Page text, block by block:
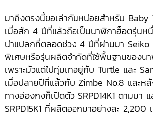
มาถึงตรงนี้ขอเล่ากันหน่อยสำหรับ Baby
เมื่อสัก 4 ปีที่แล้วถือเป็นนาฬิกาฮ็อตรุ่นห
น่าแปลกที่ตลอดช่วง 4 ปีที่ผ่านมา Seiko
พิเศษหรือรุ่นผลิตจำกัดที่ใช้พื้นฐานของนา
เพราะมัวแต่ไปทุ่มเทอยู่กับ Turtle และ
เมื่อปลายปีที่แล้วกับ Zimbe No.8 และห
ทางฮ่องกงก็เปิดตัว SRPD14K1 ตามมา
SRPD15K1 ที่ผลิตออกมาอย่างละ 2,200